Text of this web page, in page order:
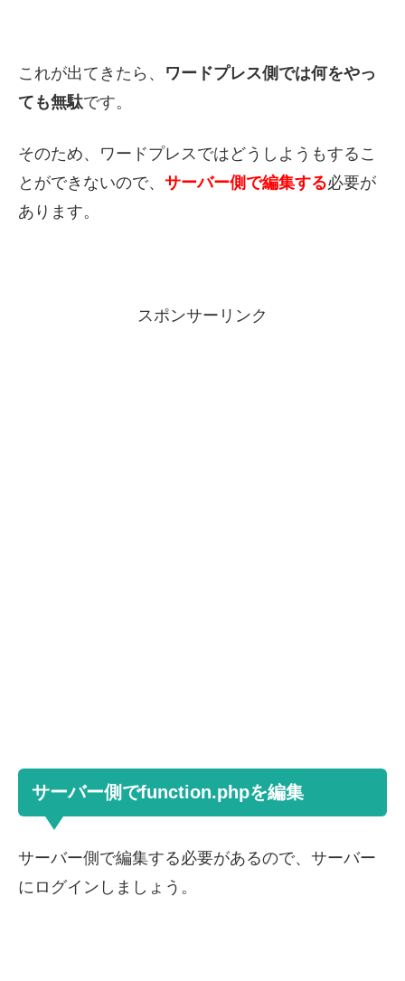
これが出てきたら、 ワードプレス側では何をやっ
ても無駄です。
そのため、ワードプレスではどうしようもするこ
とができないので、 サーバー側で編集する必要が
あります。
スポンサーリンク
サーバー側でfunction.phpを編集
サーバー側で編集する必要があるので、サーバー
にログインしましょう。